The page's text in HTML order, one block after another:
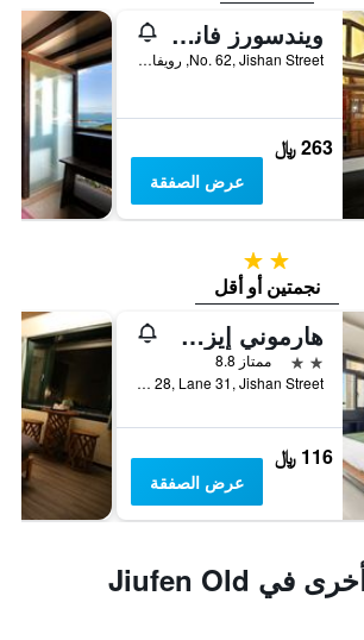
ويندسورز فانيلا جاردن بد آند بريكفاست
No. 62, Jishan Street, رويفانغ, تايوان
263 ﷼
عرض الصفقة
2 نجمتين
نجمتين أو أقل
هارموني إيزي ستاي
2 نجمتين
ممتاز 8.8
No. 28, Lane 31, Jishan Street, رويفانغ, تايوان
116 ﷼
عرض الصفقة
أماكن إقامة أخرى في Jiufen Old